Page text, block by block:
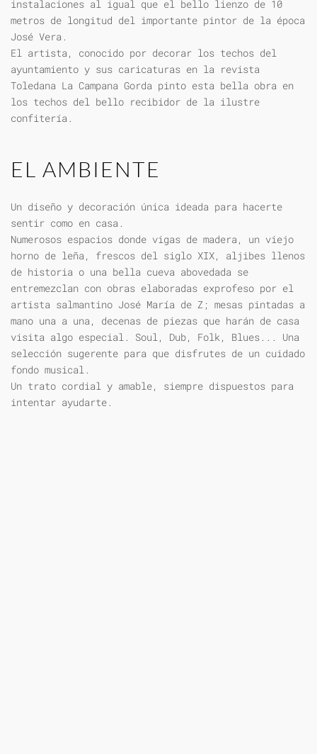
instalaciones al igual que el bello lienzo de 10
metros de longitud del importante pintor de la época
José Vera.
El artista, conocido por decorar los techos del
ayuntamiento y sus caricaturas en la revista
Toledana La Campana Gorda pinto esta bella obra en
los techos del bello recibidor de la ilustre
confitería.
EL AMBIENTE
Un diseño y decoración única ideada para hacerte
sentir como en casa.
Numerosos espacios donde vigas de madera, un viejo
horno de leña, frescos del siglo XIX, aljibes llenos
de historia o una bella cueva abovedada se
entremezclan con obras elaboradas exprofeso por el
artista salmantino José María de Z; mesas pintadas a
mano una a una, decenas de piezas que harán de casa
visita algo especial. Soul, Dub, Folk, Blues... Una
selección sugerente para que disfrutes de un cuidado
fondo musical.
Un trato cordial y amable, siempre dispuestos para
intentar ayudarte.